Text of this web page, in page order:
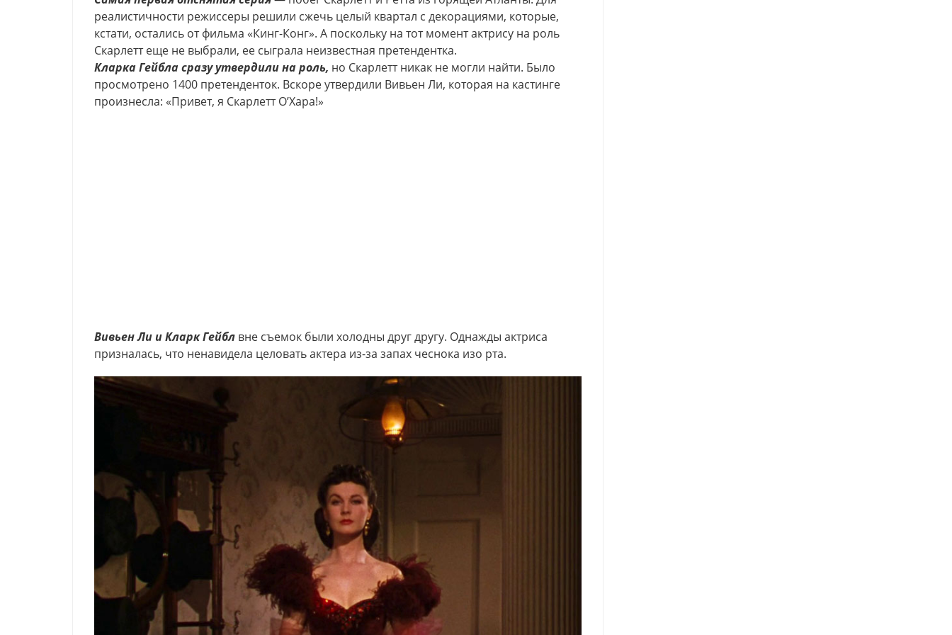
реалистичности режиссеры решили сжечь целый квартал с декорациями, которые,
кстати, остались от фильма «Кинг-Конг». А поскольку на тот момент актрису на роль
Скарлетт еще не выбрали, ее сыграла неизвестная претендентка.
Кларка Гейбла сразу утвердили на роль, но Скарлетт никак не могли найти. Было
просмотрено 1400 претенденток. Вскоре утвердили Вивьен Ли, которая на кастинге
произнесла: «Привет, я Скарлетт О’Хара!»
Вивьен Ли и Кларк Гейбл вне съемок были холодны друг другу. Однажды актриса
призналась, что ненавидела целовать актера из-за запах чеснока изо рта.